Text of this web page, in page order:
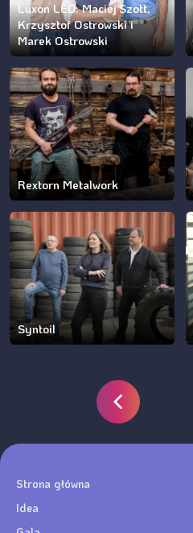
Luxon LED: Maciej Szott,
Krzysztof Ostrowski i
Marek Ostrowski
Rextorn Metalwork
Syntoil
Strona główna
Idea